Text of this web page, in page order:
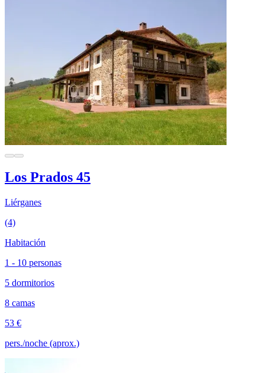
Los Prados 45
Liérganes
(4)
Habitación
1 - 10 personas
5 dormitorios
8 camas
53 €
pers./noche (aprox.)